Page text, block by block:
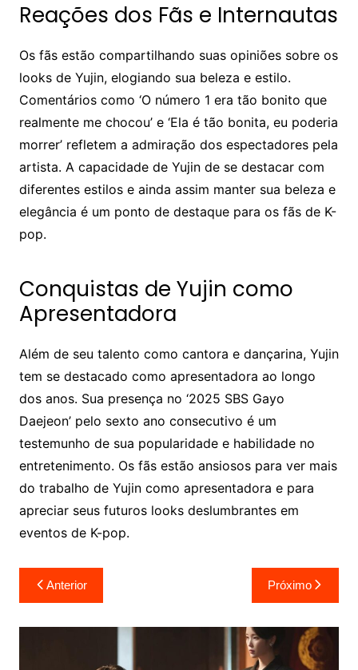
Reações dos Fãs e Internautas
Os fãs estão compartilhando suas opiniões sobre os
looks de Yujin, elogiando sua beleza e estilo.
Comentários como ‘O número 1 era tão bonito que
realmente me chocou’ e ‘Ela é tão bonita, eu poderia
morrer’ refletem a admiração dos espectadores pela
artista. A capacidade de Yujin de se destacar com
diferentes estilos e ainda assim manter sua beleza e
elegância é um ponto de destaque para os fãs de K-
pop.
Conquistas de Yujin como
Apresentadora
Além de seu talento como cantora e dançarina, Yujin
tem se destacado como apresentadora ao longo
dos anos. Sua presença no ‘2025 SBS Gayo
Daejeon’ pelo sexto ano consecutivo é um
testemunho de sua popularidade e habilidade no
entretenimento. Os fãs estão ansiosos para ver mais
do trabalho de Yujin como apresentadora e para
apreciar seus futuros looks deslumbrantes em
eventos de K-pop.
Navegação
de
Post
Anterior Próximo